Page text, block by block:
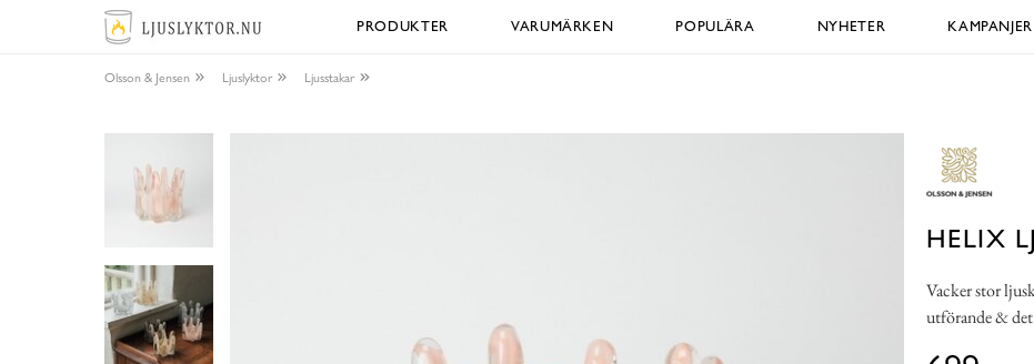
PRODUKTER VARUMÄRKEN POPULÄRA NYHETER KAMPANJER
Olsson & Jensen Ljuslyktor Ljusstakar
HELIX
Vacker stor
utförande &